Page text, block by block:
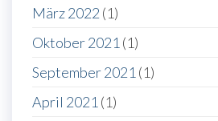
März 2022 (1)
Oktober 2021 (1)
September 2021 (1)
April 2021 (1)